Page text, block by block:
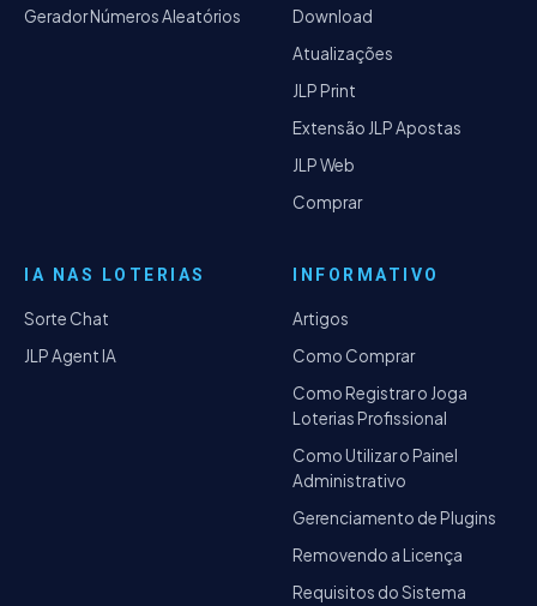
Gerador Números Aleatórios
Download
Atualizações
JLP Print
Extensão JLP Apostas
JLP Web
Comprar
IA NAS LOTERIAS
Sorte Chat
JLP Agent IA
INFORMATIVO
Artigos
Como Comprar
Como Registrar o Joga
Loterias Profissional
Como Utilizar o Painel
Administrativo
Gerenciamento de Plugins
Removendo a Licença
Requisitos do Sistema